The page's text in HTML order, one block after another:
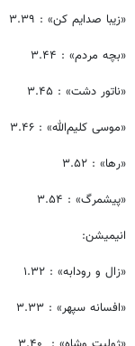
«زیبا صدایم کن» : ۳.۳۹
«بچه‌ مردم» : ۳.۴۴
«ناتور دشت» : ۳.۴۵
«موسی کلیم‌الله» : ۳.۴۶
«رها» : ۳.۵۲
«پیشمرگ» : ۳.۵۴
انیمیشن:
«زال و رودابه» : ۱.۳۲
«افسانه سپهر» : ۳.۳۳